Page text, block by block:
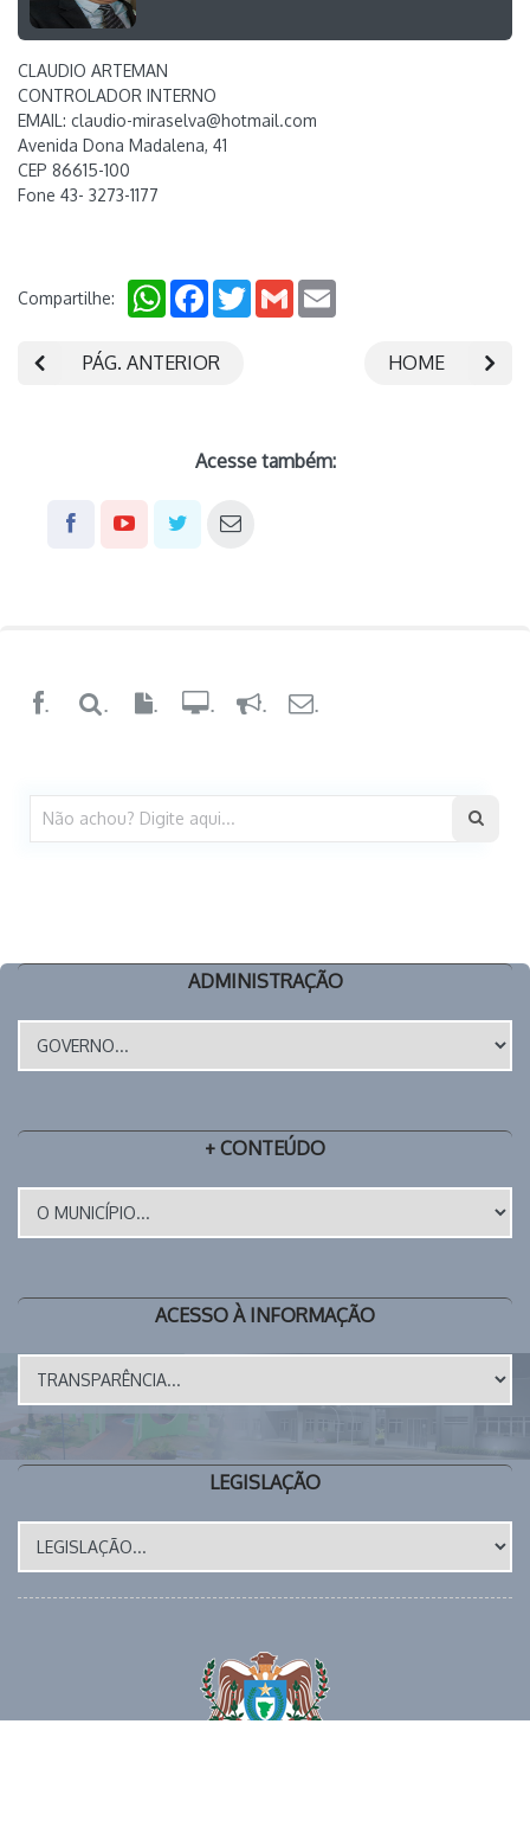
CLAUDIO ARTEMAN
CONTROLADOR INTERNO
EMAIL: claudio-miraselva@hotmail.com
Avenida Dona Madalena, 41
CEP 86615-100
Fone 43- 3273-1177
Compartilhe: WhatsAppFacebookTwitterGmail
PÁG. ANTERIOR HOME
Acesse também:
. . .
ADMINISTRAÇÃO
+ CONTEÚDO
ACESSO À INFORMAÇÃO
LEGISLAÇÃO